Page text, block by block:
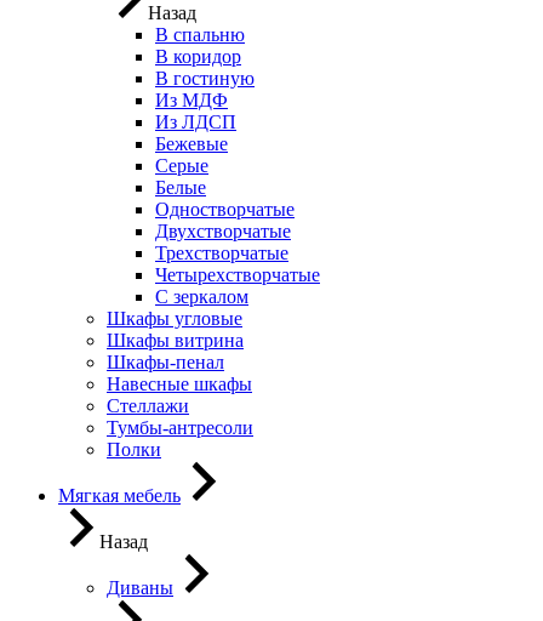
Назад
В спальню
В коридор
В гостиную
Из МДФ
Из ЛДСП
Бежевые
Серые
Белые
Одностворчатые
Двухстворчатые
Трехстворчатые
Четырехстворчатые
С зеркалом
Шкафы угловые
Шкафы витрина
Шкафы-пенал
Навесные шкафы
Стеллажи
Тумбы-антресоли
Полки
Мягкая мебель
Назад
Диваны